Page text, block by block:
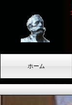
ホーム